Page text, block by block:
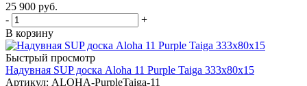
25 900 руб.
-
+
В корзину
Быстрый просмотр
Надувная SUP доска Aloha 11 Purple Taiga 333x80x15
Артикул: ALOHA-PurpleTaiga-11